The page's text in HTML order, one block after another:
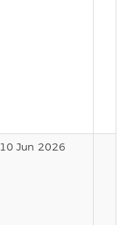
10 Jun 2026